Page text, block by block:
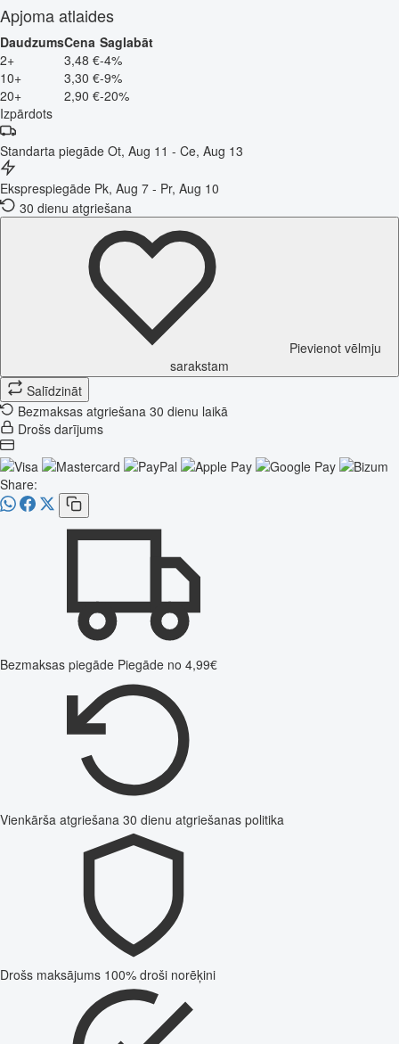
Apjoma atlaides
DaudzumsCena Saglabāt
2+
3,48 €-4%
10+
3,30 €-9%
20+
2,90 €-20%
Izpārdots
Standarta piegāde Ot, Aug 11 - Ce, Aug 13
Eksprespiegāde Pk, Aug 7 - Pr, Aug 10
30 dienu atgriešana
Pievienot vēlmju
sarakstam
Salīdzināt
Bezmaksas atgriešana 30 dienu laikā
Drošs darījums
Share:
Bezmaksas piegāde Piegāde no 4,99€
Vienkārša atgriešana 30 dienu atgriešanas politika
Drošs maksājums 100% droši norēķini